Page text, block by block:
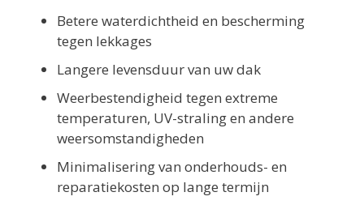
Betere waterdichtheid en bescherming
tegen lekkages
Langere levensduur van uw dak
Weerbestendigheid tegen extreme
temperaturen, UV-straling en andere
weersomstandigheden
Minimalisering van onderhouds- en
reparatiekosten op lange termijn